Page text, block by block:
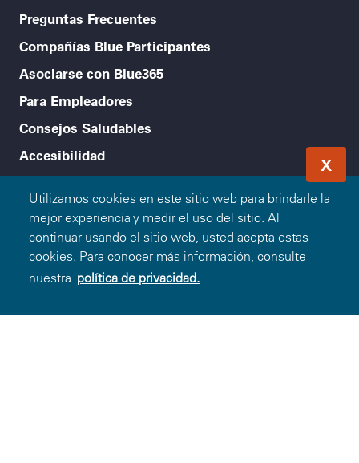
Utilizamos cookies en este sitio web para brindarle la
mejor experiencia y medir el uso del sitio. Al
continuar usando el sitio web, usted acepta estas
cookies. Para conocer más información, consulte
nuestra política de privacidad.
X
Preguntas Frecuentes
Compañías Blue Participantes
Asociarse con Blue365
Para Empleadores
Consejos Saludables
Accesibilidad
Legal menu
Política de Privacidad
Condiciones de Uso
Aviso de no Discriminación